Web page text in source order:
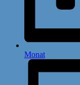
Monat